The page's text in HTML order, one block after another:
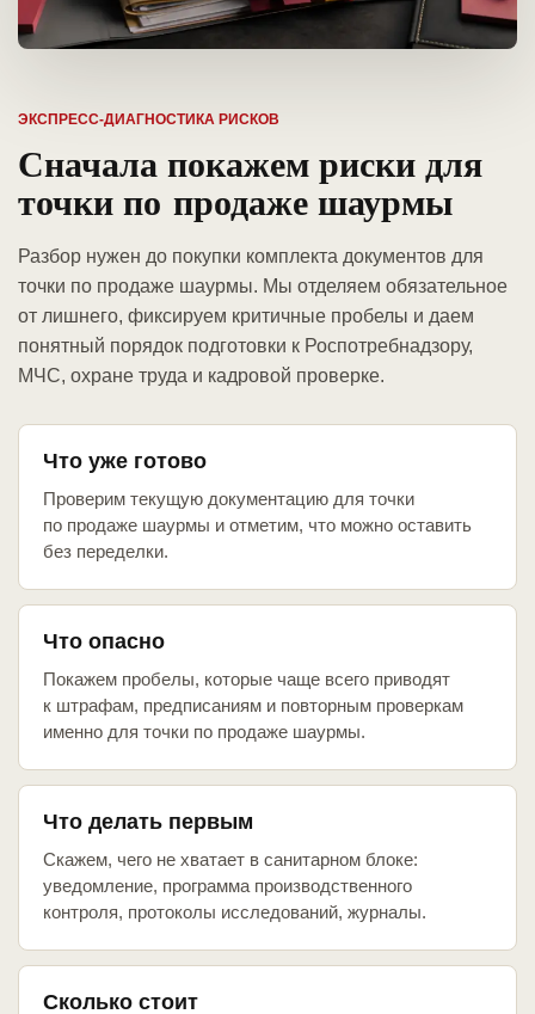
ЭКСПРЕСС-ДИАГНОСТИКА РИСКОВ
Сначала покажем риски для
точки по продаже шаурмы
Разбор нужен до покупки комплекта документов для
точки по продаже шаурмы. Мы отделяем обязательное
от лишнего, фиксируем критичные пробелы и даем
понятный порядок подготовки к Роспотребнадзору,
МЧС, охране труда и кадровой проверке.
Что уже готово
Проверим текущую документацию для точки
по продаже шаурмы и отметим, что можно оставить
без переделки.
Что опасно
Покажем пробелы, которые чаще всего приводят
к штрафам, предписаниям и повторным проверкам
именно для точки по продаже шаурмы.
Что делать первым
Скажем, чего не хватает в санитарном блоке:
уведомление, программа производственного
контроля, протоколы исследований, журналы.
Сколько стоит